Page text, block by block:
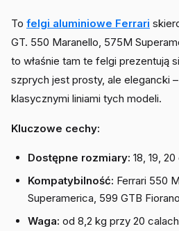
To felgi aluminiowe Ferrari
GT. 550 Maranello, 575M
to właśnie tam te felgi prezentują
szprych jest prosty, ale elegancki
klasycznymi liniami tych modeli.
Kluczowe cechy:
Dostępne rozmiary: 18, 19, 20
Kompatybilność: Ferrari 550
Superamerica, 599 GTB
Waga: od 8,2 kg przy 20